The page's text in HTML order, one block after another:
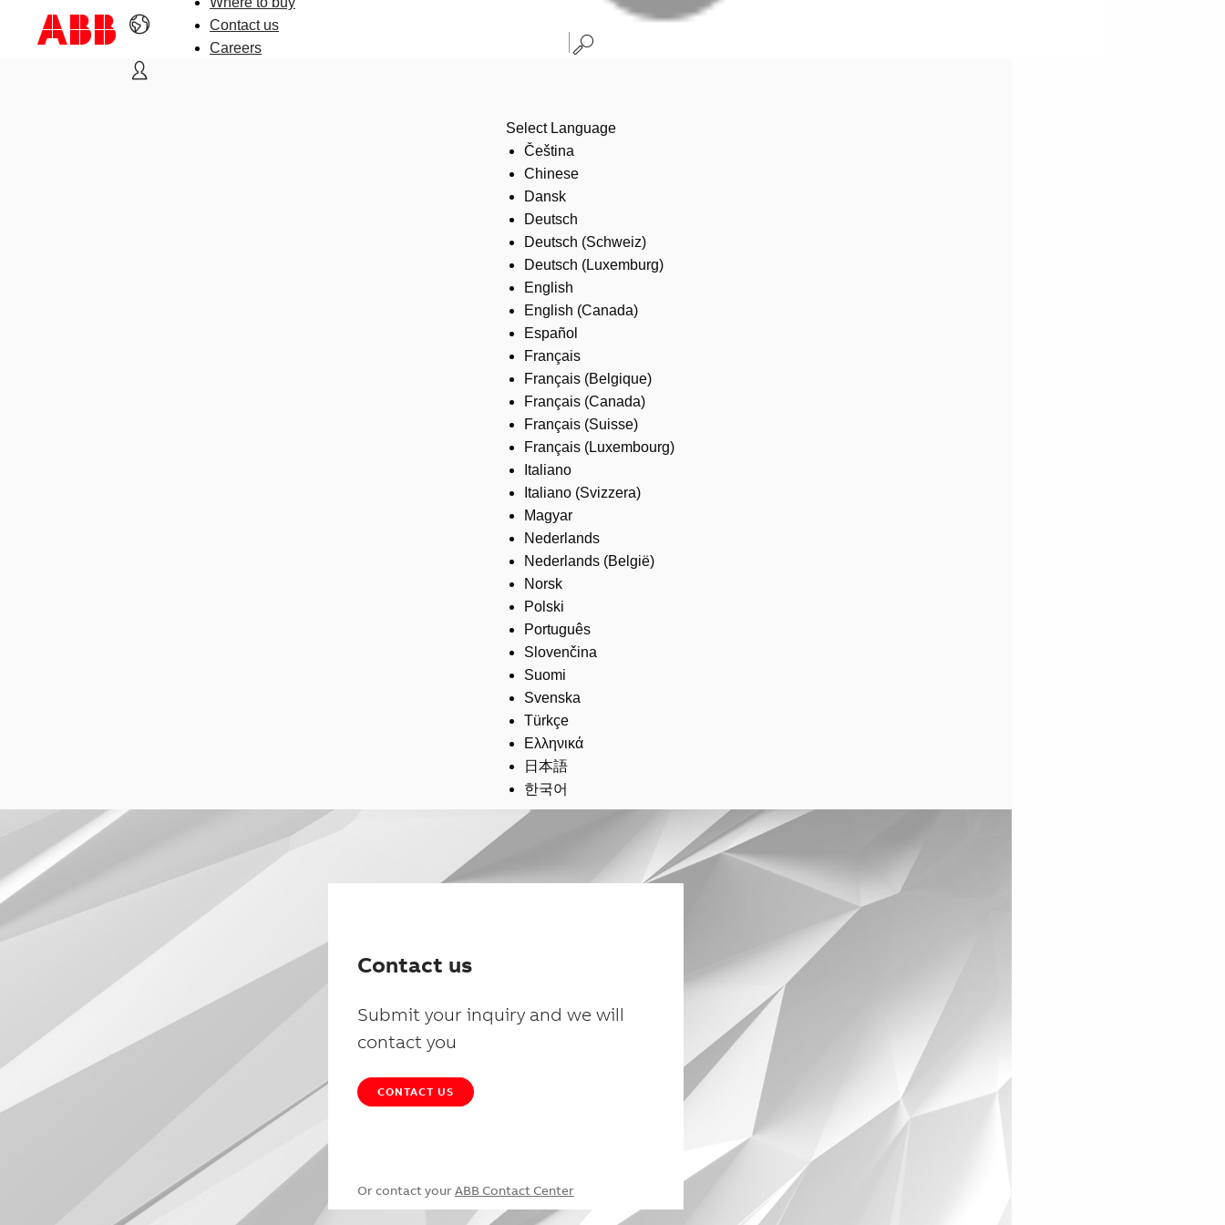
Contact us
Careers
Select Language
Čeština
Chinese
Dansk
Deutsch
Deutsch (Schweiz)
Deutsch (Luxemburg)
English
English (Canada)
Español
Français
Français (Belgique)
Français (Canada)
Français (Suisse)
Français (Luxembourg)
Italiano
Italiano (Svizzera)
Magyar
Nederlands
Nederlands (België)
Norsk
Polski
Português
Slovenčina
Suomi
Svenska
Türkçe
Ελληνικά
日本語
한국어
Contact us
Submit your inquiry and we will
contact you
CONTACT US
Or contact your ABB Contact Center